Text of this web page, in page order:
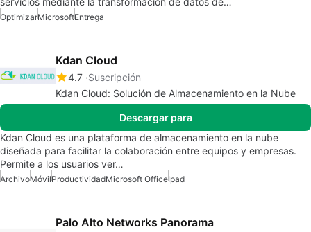
OptimizarMicrosoftEntrega
Kdan Cloud
4.7 Suscripción
Kdan Cloud: Solución de Almacenamiento en la Nube
Descargar para
Kdan Cloud es una plataforma de almacenamiento en la nube
diseñada para facilitar la colaboración entre equipos y empresas.
Permite a los usuarios ver…
ArchivoMóvilProductividadMicrosoft OfficeIpad
Palo Alto Networks Panorama